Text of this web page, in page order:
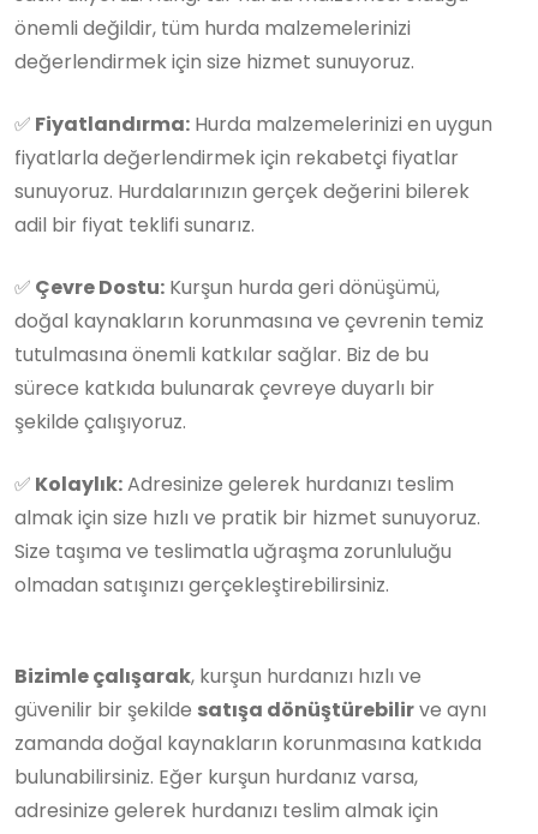
önemli değildir, tüm hurda malzemelerinizi
değerlendirmek için size hizmet sunuyoruz.
✅ Fiyatlandırma: Hurda malzemelerinizi en uygun
fiyatlarla değerlendirmek için rekabetçi fiyatlar
sunuyoruz. Hurdalarınızın gerçek değerini bilerek
adil bir fiyat teklifi sunarız.
✅ Çevre Dostu: Kurşun hurda geri dönüşümü,
doğal kaynakların korunmasına ve çevrenin temiz
tutulmasına önemli katkılar sağlar. Biz de bu
sürece katkıda bulunarak çevreye duyarlı bir
şekilde çalışıyoruz.
✅ Kolaylık:Adresinize gelerek hurdanızı teslim
almak için size hızlı ve pratik bir hizmet sunuyoruz.
Size taşıma ve teslimatla uğraşma zorunluluğu
olmadan satışınızı gerçekleştirebilirsiniz.
Bizimle çalışarak, kurşun hurdanızı hızlı ve
güvenilir bir şekilde satışa dönüştürebilirve aynı
zamanda doğal kaynakların korunmasına katkıda
bulunabilirsiniz. Eğer kurşun hurdanız varsa,
adresinize gelerek hurdanızı teslim almak için